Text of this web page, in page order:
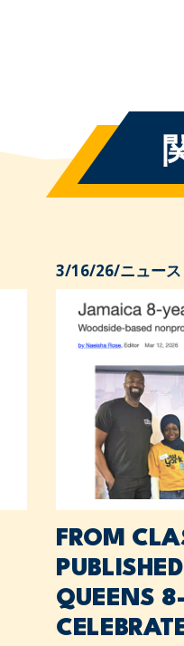
3/16/26/ニュース
FROM
QUEENS